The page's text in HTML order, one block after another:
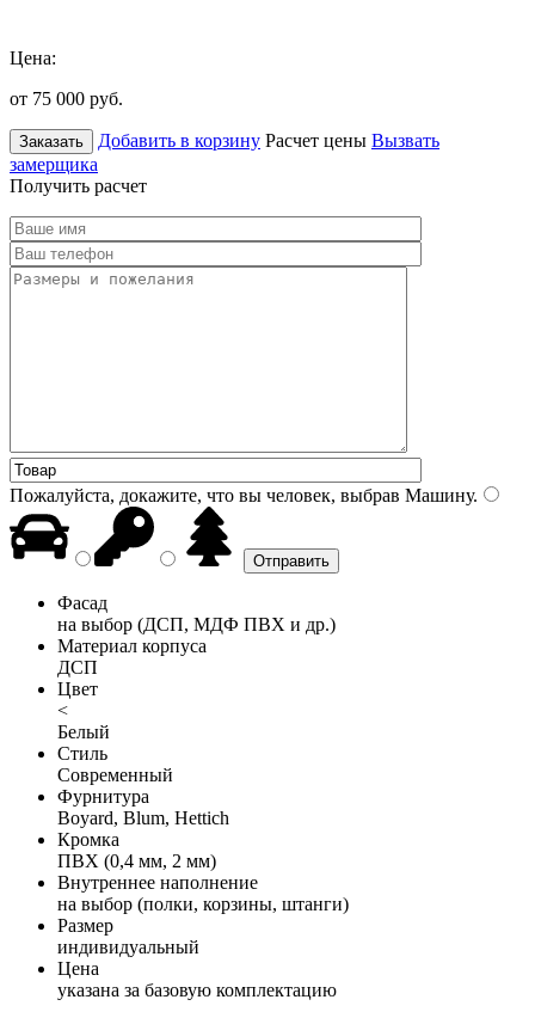
Цена:
от 75 000 руб.
Заказать Добавить в корзину Расчет цены Вызвать
замерщика
Получить расчет
Пожалуйста, докажите, что вы человек, выбрав Машину.
Фасад
на выбор (ДСП, МДФ ПВХ и др.)
Материал корпуса
ДСП
Цвет
<
Белый
Стиль
Современный
Фурнитура
Boyard, Blum, Hettich
Кромка
ПВХ (0,4 мм, 2 мм)
Внутреннее наполнение
на выбор (полки, корзины, штанги)
Размер
индивидуальный
Цена
указана за базовую комплектацию